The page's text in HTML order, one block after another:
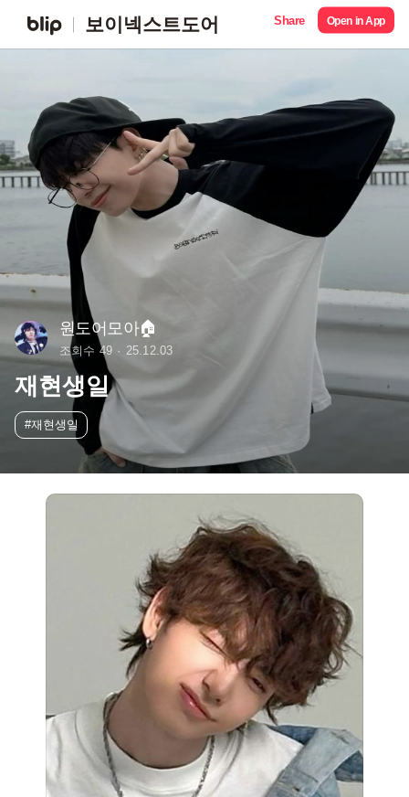
보이넥스트도어 Share Open in App
원도어모아🏠
조회수 49 25.12.03
재현생일
#재현생일